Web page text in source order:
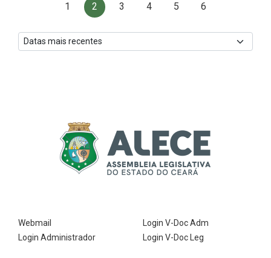
1 2 3 4 5 6
Webmail
Login Administrador
Login V-Doc Adm
Login V-Doc Leg